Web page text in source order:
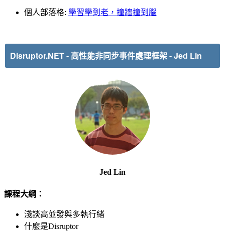
個人部落格: 學習學到老，撞牆撞到腦
Disruptor.NET - 高性能非同步事件處理框架- Jed Lin
Jed Lin
課程大綱：
淺談高並發與多執行緒
什麼是Disruptor